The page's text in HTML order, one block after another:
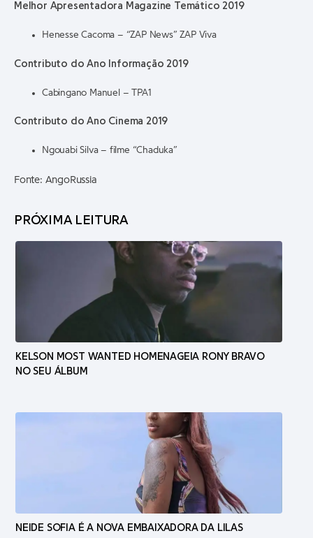
Melhor Apresentadora Magazine Temático 2019
Henesse Cacoma – “ZAP News” ZAP Viva
Contributo do Ano Informação 2019
Cabingano Manuel – TPA1
Contributo do Ano Cinema 2019
Ngouabi Silva – filme “Chaduka”
Fonte: AngoRussia
PRÓXIMA LEITURA
KELSON MOST WANTED HOMENAGEIA RONY BRAVO
NO SEU ÁLBUM
NEIDE SOFIA É A NOVA EMBAIXADORA DA LILAS